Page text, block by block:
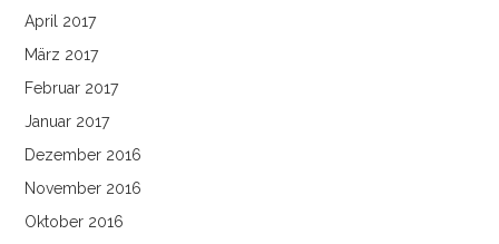
April 2017
März 2017
Februar 2017
Januar 2017
Dezember 2016
November 2016
Oktober 2016